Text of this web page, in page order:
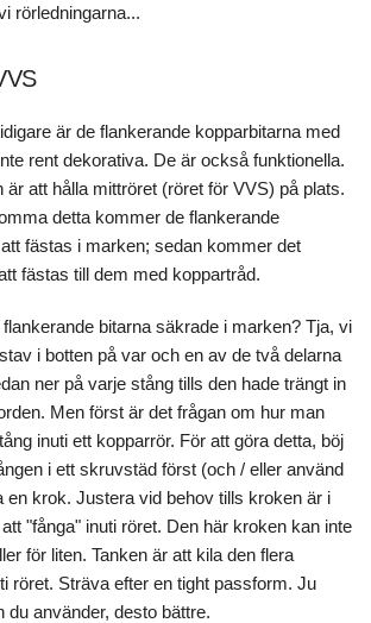
rörledningarna...
är de flankerande kopparbitarna med
rent dekorativa. De är också funktionella.
är att hålla mittröret (röret för VVS) på plats.
detta kommer de flankerande
fästas i marken; sedan kommer det
fästas till dem med koppartråd.
bitarna säkrade i marken? Tja, vi
i botten på var och en av de två delarna
ner på varje stång tills den hade trängt in
Men först är det frågan om hur man
inuti ett kopparrör. För att göra detta, böj
i ett skruvstäd först (och / eller använd
en krok. Justera vid behov tills kroken är i
"fånga" inuti röret. Den här kroken kan inte
för liten. Tanken är att kila den flera
röret. Sträva efter en tight passform. Ju
du använder, desto bättre.